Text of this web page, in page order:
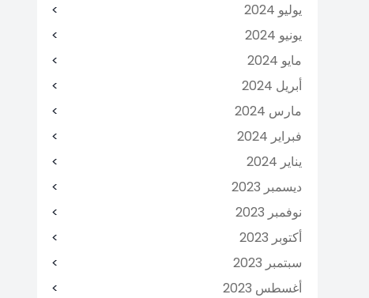
يوليو 2024
يونيو 2024
مايو 2024
أبريل 2024
مارس 2024
فبراير 2024
يناير 2024
ديسمبر 2023
نوفمبر 2023
أكتوبر 2023
سبتمبر 2023
أغسطس 2023